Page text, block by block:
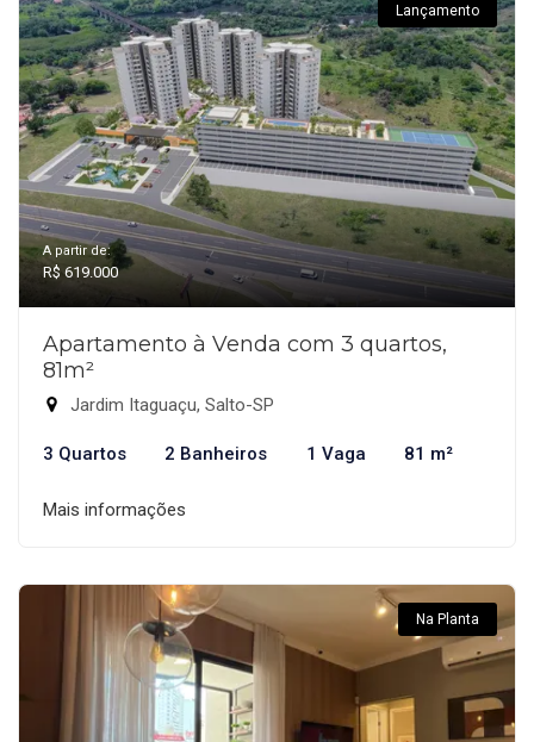
Lançamento
A partir de:
R$ 619.000
Apartamento à Venda com 3 quartos,
81m²
Jardim Itaguaçu, Salto-SP
3 Quartos 2 Banheiros 1 Vaga 81 m²
Mais informações
Na Planta